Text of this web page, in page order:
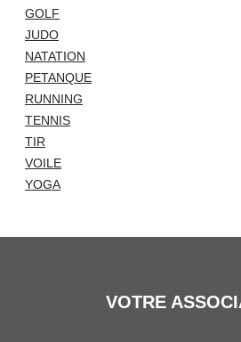
GOLF
JUDO
NATATION
PETANQUE
RUNNING
TENNIS
TIR
VOILE
YOGA
VOTRE